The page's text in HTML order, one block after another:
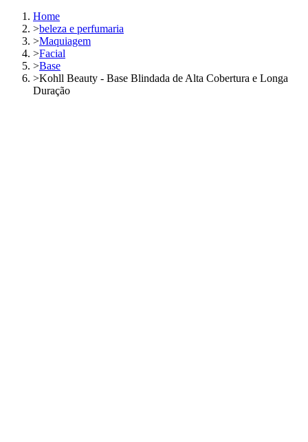
Home
>beleza e perfumaria
>Maquiagem
>Facial
>Base
>Kohll Beauty - Base Blindada de Alta Cobertura e Longa
Duração